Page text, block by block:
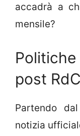
accadrà a
mensile?
post RdC
Partendo
notizia